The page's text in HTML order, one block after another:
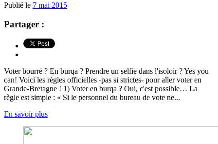
Publié le 7 mai 2015
Partager :
Voter bourré ? En burqa ? Prendre un selfie dans l'isoloir ? Yes you
can! Voici les règles officielles -pas si strictes- pour aller voter en
Grande-Bretagne ! 1) Voter en burqa ? Oui, c'est possible… La
règle est simple : « Si le personnel du bureau de vote ne...
En savoir plus